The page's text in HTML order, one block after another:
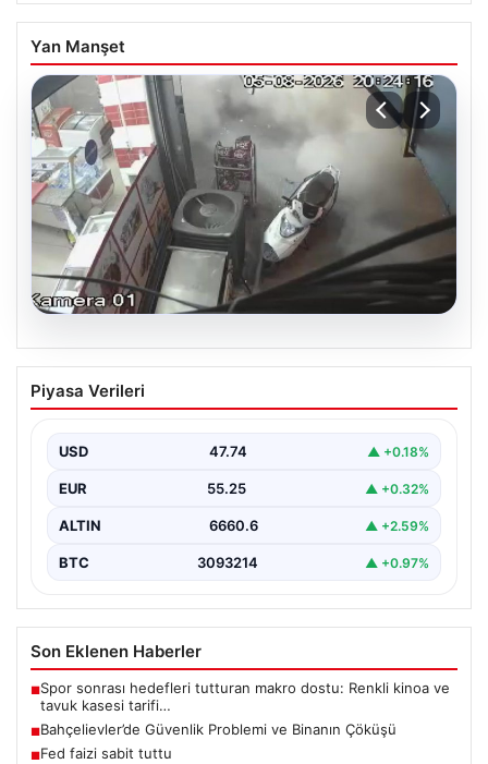
Yan Manşet
06.08.2026
Bahçelievler’de Güvenlik Problemi ve
Binanın Çöküşü
Mahallesi Taşova Sokak'ta korkutucu bir olay yaşandı.
Yaklaşık 38…
Piyasa Verileri
USD 47.74 ▲ +0.18%
EUR 55.25 ▲ +0.32%
ALTIN 6660.6 ▲ +2.59%
BTC 3093214 ▲ +0.97%
Son Eklenen Haberler
■Spor sonrası hedefleri tutturan makro dostu: Renkli kinoa ve
tavuk kasesi tarifi…
■Bahçelievler’de Güvenlik Problemi ve Binanın Çöküşü
■Fed faizi sabit tuttu